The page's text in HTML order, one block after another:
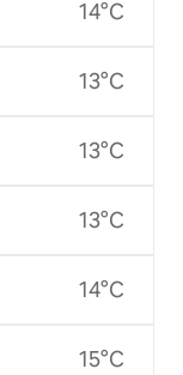
14°C
13°C
13°C
13°C
14°C
15°C